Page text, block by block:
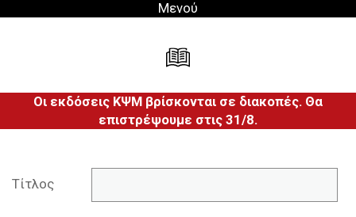
Μενού
Οι εκδόσεις ΚΨΜ βρίσκονται σε διακοπές. Θα
επιστρέψουμε στις 31/8.
Τίτλος